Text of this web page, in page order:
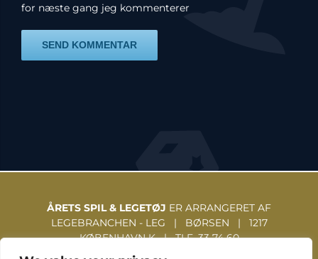
for næste gang jeg kommenterer
ÅRETS SPIL & LEGETØJ ER ARRANGERET AF
LEGEBRANCHEN - LEG | BØRSEN | 1217
KØBENHAVN K | TLF. 33 74 60
31 | WWW.LEGEBRANCHEN.DK